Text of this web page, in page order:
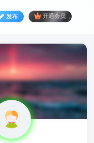
发布 开通会员